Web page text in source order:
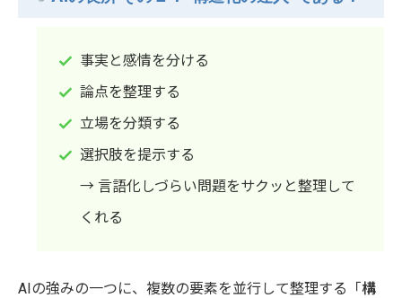
事実と感情を分ける
論点を整理する
立場を分類する
選択肢を提示する
→ 言語化しづらい問題をサクッと整理して
くれる
AIの強みの一つに、複数の要素を並行して整理する「構